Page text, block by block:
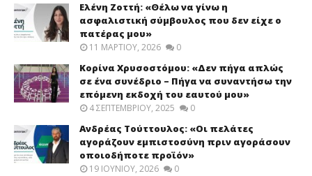
Ελένη Ζοττή: «Θέλω να γίνω η
ασφαλιστική σύμβουλος που δεν είχε ο
πατέρας μου»
11 ΜΑΡΤΊΟΥ, 2026 0
Κορίνα Χρυσοστόμου: «Δεν πήγα απλώς
σε ένα συνέδριο – Πήγα να συναντήσω την
επόμενη εκδοχή του εαυτού μου»
4 ΣΕΠΤΕΜΒΡΊΟΥ, 2025 0
Ανδρέας Τούττουλος: «Οι πελάτες
αγοράζουν εμπιστοσύνη πριν αγοράσουν
οποιοδήποτε προϊόν»
19 ΙΟΥΝΊΟΥ, 2026 0